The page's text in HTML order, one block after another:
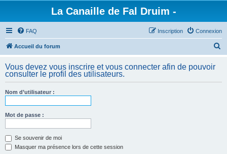
La Canaille de Fal Druim -
FAQ Connexion
Inscription
Accueil du forum
h
Vous devez vous inscrire et vous connecter afin de pouvoir
consulter le profil des utilisateurs.
Nom d’utilisateur :
Mot de passe :
Se souvenir de moi
Masquer ma présence lors de cette session